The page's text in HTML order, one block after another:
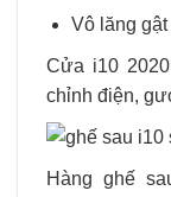
Vô lăng
Cửa i10
chỉnh điện,
Hàng ghế